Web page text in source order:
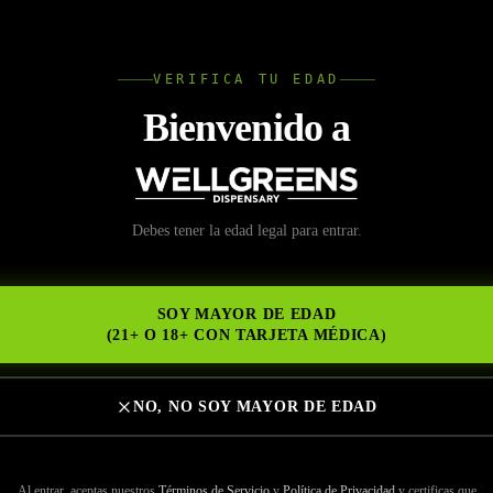
VERIFICA TU EDAD
Bienvenido a
Debes tener la edad legal para entrar.
SOY MAYOR DE EDAD
(21+ O 18+ CON TARJETA MÉDICA)
NO, NO SOY MAYOR DE EDAD
con Pluma de
de Aceites, Resina